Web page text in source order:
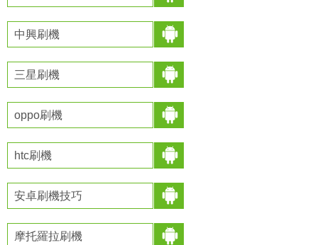
中興刷機
三星刷機
oppo刷機
htc刷機
安卓刷機技巧
摩托羅拉刷機